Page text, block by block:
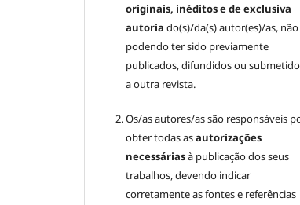
originais, inéditos e de exclusiva
autoria do(s)/da(s) autor(es)/as, não
podendo ter sido previamente
publicados, difundidos ou
a outra revista.
Os/as autores/as são responsáveis
obter todas asautorizações
necessáriasà publicação dos seus
trabalhos, devendo indicar
corretamente as fontes e referências